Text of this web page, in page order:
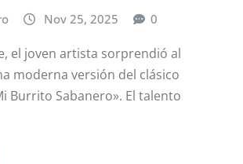
Nov 25, 2025 0
el joven artista sorprendió al
moderna versión del clásico
Burrito Sabanero». El talento